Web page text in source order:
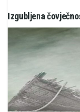
Izgubljena